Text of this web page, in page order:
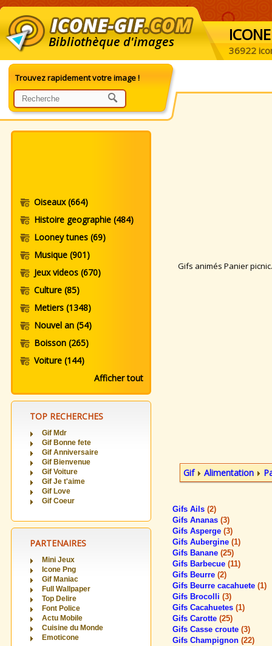
Bibliothèque d'images ICONE
36922
Trouvez rapidement votre image !
Oiseaux(664)
Histoire geographie (484)
Looney tunes (69)
Musique (901)
Jeux videos (670)
Culture (85)
Metiers (1348)
Nouvel an (54)
Boisson (265)
Voiture (144)
Afficher tout
TOP RECHERCHES
Gif Mdr
Gif Bonne fete
Gif Anniversaire
Gif Bienvenue
Gif Voiture
Gif Je t'aime
Gif Love
Gif Coeur
PARTENAIRES
Mini Jeux
Icone Png
Gif Maniac
Full Wallpaper
Top Delire
Font Police
Actu Mobile
Cuisine du Monde
Emoticone
Gifs animés Panier
Gif Alimentation
Gifs Ails (2)
Gifs Ananas (3)
Gifs Asperge (3)
Gifs Aubergine (1)
Gifs Banane (25)
Gifs Barbecue (11)
Gifs Beurre (2)
Gifs Beurre cacahuete (1)
Gifs Brocolli (3)
Gifs Cacahuetes (1)
Gifs Carotte (25)
Gifs Casse croute (3)
Gifs Champignon (22)